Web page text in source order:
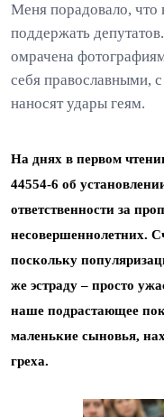
Меня порадовало, что
поддержать
омрачена
себя православными,
наносят удары геям.
На днях в первом
44554-6 об
ответственности за
несовершеннолетних.
поскольку
же эстраду – просто
наше подрастающее
маленькие сыновья,
греха.